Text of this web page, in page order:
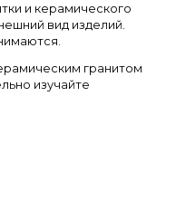
и керамического
вид изделий.
гранитом
изучайте